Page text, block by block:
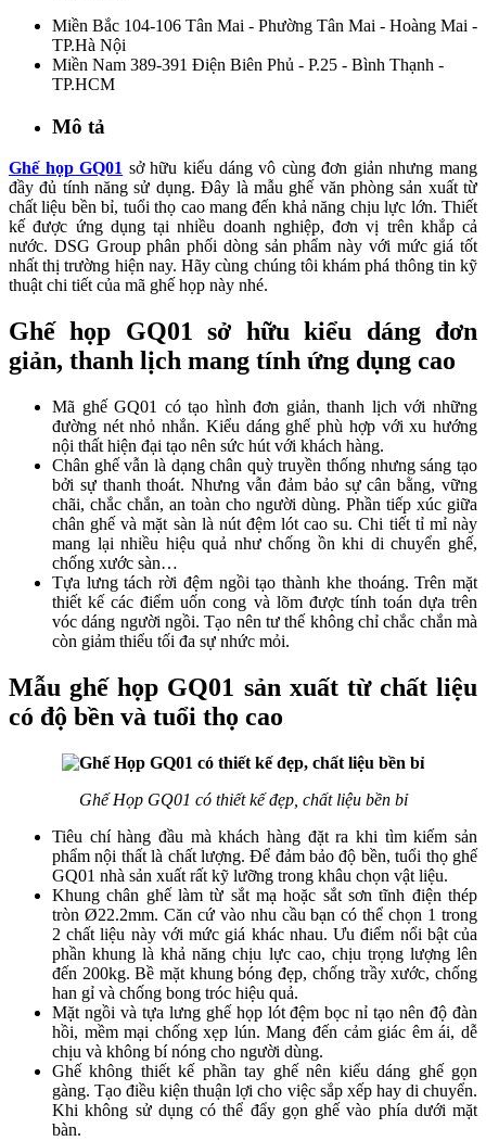
Miền Bắc 104-106 Tân Mai - Phường Tân Mai - Hoàng Mai -
TP.Hà Nội
Miền Nam 389-391 Điện Biên Phủ - P.25 - Bình Thạnh -
TP.HCM
Mô tả
Ghế họp GQ01 sở hữu kiểu dáng vô cùng đơn giản nhưng mang
đầy đủ tính năng sử dụng. Đây là mẫu ghế văn phòng sản xuất từ
chất liệu bền bỉ, tuổi thọ cao mang đến khả năng chịu lực lớn. Thiết
kế được ứng dụng tại nhiều doanh nghiệp, đơn vị trên khắp cả
nước. DSG Group phân phối dòng sản phẩm này với mức giá tốt
nhất thị trường hiện nay. Hãy cùng chúng tôi khám phá thông tin kỹ
thuật chi tiết của mã ghế họp này nhé.
Ghế họp GQ01 sở hữu kiểu dáng đơn
giản, thanh lịch mang tính ứng dụng cao
Mã ghế GQ01 có tạo hình đơn giản, thanh lịch với những
đường nét nhỏ nhắn. Kiểu dáng ghế phù hợp với xu hướng
nội thất hiện đại tạo nên sức hút với khách hàng.
Chân ghế vẫn là dạng chân quỳ truyền thống nhưng sáng tạo
bởi sự thanh thoát. Nhưng vẫn đảm bảo sự cân bằng, vững
chãi, chắc chắn, an toàn cho người dùng. Phần tiếp xúc giữa
chân ghế và mặt sàn là nút đệm lót cao su. Chi tiết tỉ mỉ này
mang lại nhiều hiệu quả như chống ồn khi di chuyển ghế,
chống xước sàn…
Tựa lưng tách rời đệm ngồi tạo thành khe thoáng. Trên mặt
thiết kế các điểm uốn cong và lõm được tính toán dựa trên
vóc dáng người ngồi. Tạo nên tư thế không chỉ chắc chắn mà
còn giảm thiểu tối đa sự nhức mỏi.
Mẫu ghế họp GQ01 sản xuất từ chất liệu
có độ bền và tuổi thọ cao
Ghế Họp GQ01 có thiết kế đẹp, chất liệu bền bỉ
Tiêu chí hàng đầu mà khách hàng đặt ra khi tìm kiếm sản
phẩm nội thất là chất lượng. Để đảm bảo độ bền, tuổi thọ ghế
GQ01 nhà sản xuất rất kỹ lưỡng trong khâu chọn vật liệu.
Khung chân ghế làm từ sắt mạ hoặc sắt sơn tĩnh điện thép
tròn Ø22.2mm. Căn cứ vào nhu cầu bạn có thể chọn 1 trong
2 chất liệu này với mức giá khác nhau. Ưu điểm nổi bật của
phần khung là khả năng chịu lực cao, chịu trọng lượng lên
đến 200kg. Bề mặt khung bóng đẹp, chống trầy xước, chống
han gỉ và chống bong tróc hiệu quả.
Mặt ngồi và tựa lưng ghế họp lót đệm bọc nỉ tạo nên độ đàn
hồi, mềm mại chống xẹp lún. Mang đến cảm giác êm ái, dễ
chịu và không bí nóng cho người dùng.
Ghế không thiết kế phần tay ghế nên kiểu dáng ghế gọn
gàng. Tạo điều kiện thuận lợi cho việc sắp xếp hay di chuyển.
Khi không sử dụng có thể đẩy gọn ghế vào phía dưới mặt
bàn.